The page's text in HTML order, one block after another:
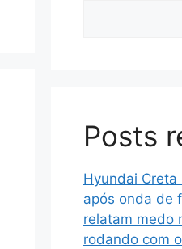
Posts
Hyundai
após onda de
relatam medo
rodando com